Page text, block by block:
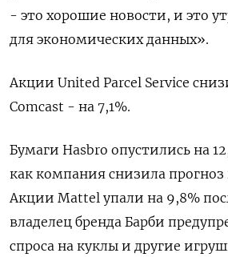
- это хорошие новости, и это
для экономических данных».
Акции United Parcel Service
Comcast - на 7,1%.
Бумаги Hasbro опустились на
как компания снизила
Акции Mattel упали на 9,8%
владелец бренда Барби
спроса на куклы и другие